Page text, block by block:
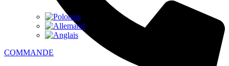
COMMANDE